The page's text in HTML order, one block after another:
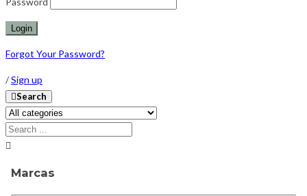
Forgot Your Password?
/Sign up
Search
Marcas